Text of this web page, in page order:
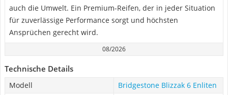
auch die Umwelt. Ein Premium-Reifen, der in jeder Situation
für zuverlässige Performance sorgt und höchsten
Ansprüchen gerecht wird.
08/2026
Technische Details
Modell
Bridgestone Blizzak 6 Enliten